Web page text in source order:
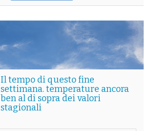
Il tempo di questo fine
settimana. temperature ancora
ben al di sopra dei valori
stagionali